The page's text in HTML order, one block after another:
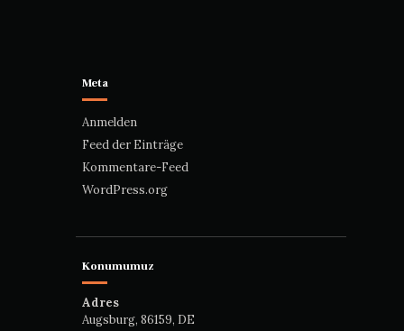
Meta
Anmelden
Feed der Einträge
Kommentare-Feed
WordPress.org
Konumumuz
Adres
Augsburg, 86159, DE